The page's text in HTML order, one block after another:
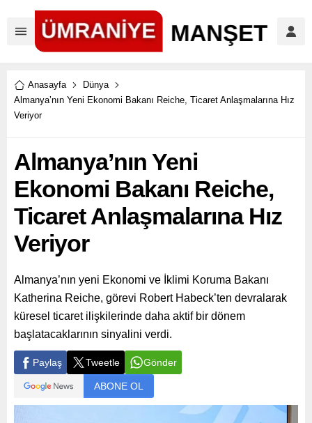
Anasayfa
Dünya
Almanya’nın Yeni Ekonomi Bakanı Reiche, Ticaret Anlaşmalarına Hız
Veriyor
Almanya’nın Yeni
Ekonomi Bakanı Reiche,
Ticaret Anlaşmalarına Hız
Veriyor
Almanya’nın yeni Ekonomi ve İklimi Koruma Bakanı
Katherina Reiche, görevi Robert Habeck’ten devralarak
küresel ticaret ilişkilerinde daha aktif bir dönem
başlatacaklarının sinyalini verdi.
Paylaş Tweetle Gönder
ABONE OL